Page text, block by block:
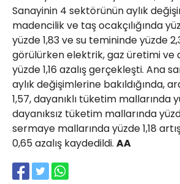
Sanayinin 4 sektörünün aylık
madencilik ve taş ocakçılığında
yüzde 1,83 ve su temininde yüzde
görülürken elektrik, gaz üretimi ve
yüzde 1,16 azalış gerçekleşti. Ana
aylık değişimlerine bakıldığında,
1,57, dayanıklı tüketim mallarında
dayanıksız tüketim mallarında
sermaye mallarında yüzde 1,18
0,65 azalış kaydedildi. AA